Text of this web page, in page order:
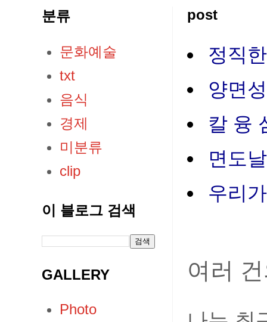
post
정직
양면성
칼 융
면도
우리
여러
분류
문화예술
txt
음식
경제
미분류
clip
이 블로그 검색
GALLERY
Photo